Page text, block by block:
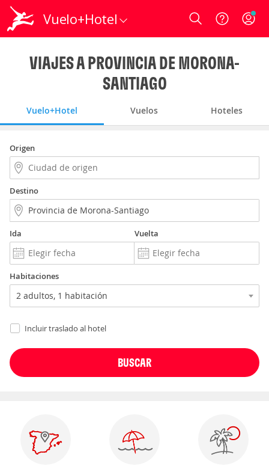
Vuelo+Hotel Login
VIAJES A PROVINCIA DE MORONA-
SANTIAGO
Vuelo+Hotel Vuelos Hoteles
Origen
Destino
Ida Vuelta
Habitaciones
Incluir traslado al hotel